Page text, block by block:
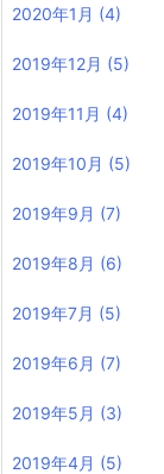
2020年1月 (4)
2019年12月 (5)
2019年11月 (4)
2019年10月 (5)
2019年9月 (7)
2019年8月 (6)
2019年7月 (5)
2019年6月 (7)
2019年5月 (3)
2019年4月 (5)